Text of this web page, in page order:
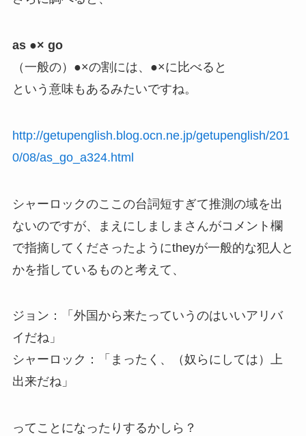
as ●× go
（一般の）●×の割には、●×に比べると
という意味もあるみたいですね。
http://getupenglish.blog.ocn.ne.jp/getupenglish/201
0/08/as_go_a324.html
シャーロックのここの台詞短すぎて推測の域を出
ないのですが、まえにしましまさんがコメント欄
で指摘してくださったようにtheyが一般的な犯人と
かを指しているものと考えて、
ジョン：「外国から来たっていうのはいいアリバ
イだね」
シャーロック：「まったく、（奴らにしては）上
出来だね」
ってことになったりするかしら？